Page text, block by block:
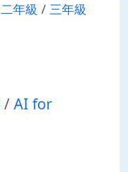
二年級 / 三年級
/ AI for